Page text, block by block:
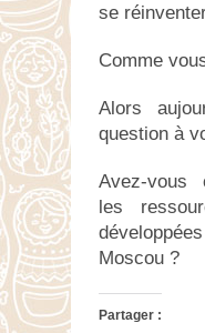
se
Comme
Alors
question à
Avez-vous
les
Moscou ?
Partager :